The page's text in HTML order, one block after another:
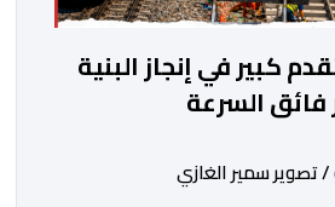
كبير في إنجاز البنية
فائق السرعة
تصوير سمير الغازي